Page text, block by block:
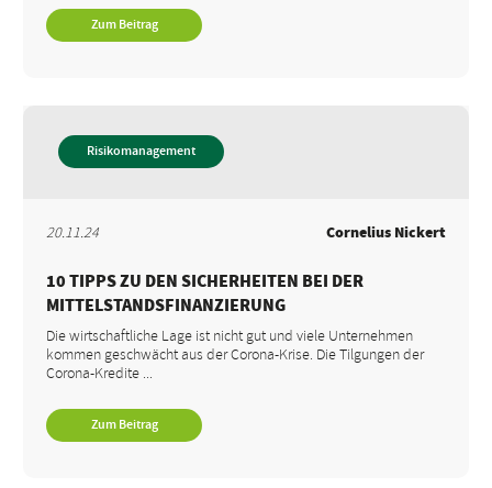
Zum Beitrag
Risikomanagement
20.11.24 Cornelius Nickert
10 TIPPS ZU DEN SICHERHEITEN BEI DER
MITTELSTANDSFINANZIERUNG
Die wirtschaftliche Lage ist nicht gut und viele Unternehmen
kommen geschwächt aus der Corona-Krise. Die Tilgungen der
Corona-Kredite ...
Zum Beitrag